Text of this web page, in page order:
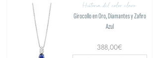
Historia del color claro
Girocollo en Oro, Diamantes y Zafiro
Azul
388,00€